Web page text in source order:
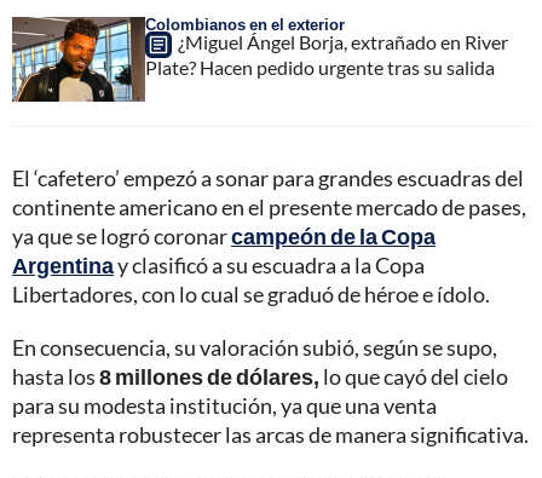
Colombianos en el exterior
¿Miguel Ángel Borja, extrañado en River
Plate? Hacen pedido urgente tras su salida
El ‘cafetero’ empezó a sonar para grandes escuadras del
continente americano en el presente mercado de pases,
ya que se logró coronarcampeón de la Copa
Argentinay clasificó a su escuadra a la Copa
Libertadores, con lo cual se graduó de héroe e ídolo.
En consecuencia, su valoración subió, según se supo,
hasta los8 millones de dólares, lo que cayó del cielo
para su modesta institución, ya que una venta
representa robustecer las arcas de manera significativa.